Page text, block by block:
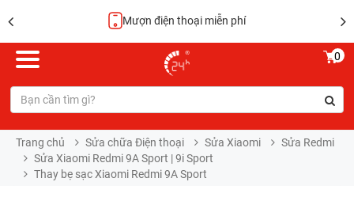
Mượn điện thoại miễn phí
0
Trang chủ Sửa chữa Điện thoại Sửa Xiaomi
Sửa Redmi
Sửa Xiaomi Redmi 9A Sport | 9i Sport
Thay bẹ sạc Xiaomi Redmi 9A Sport